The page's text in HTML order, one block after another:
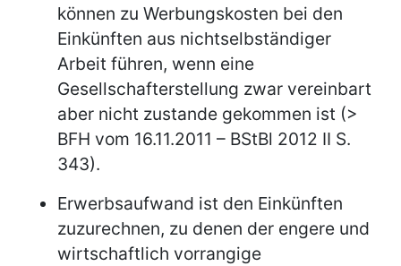
können zu Werbungskosten bei den
Einkünften aus nichtselbständiger
Arbeit führen, wenn eine
Gesellschafterstellung zwar vereinbart
aber nicht zustande gekommen ist (>
BFH vom 16.11.2011 – BStBl 2012 II S.
343).
Erwerbsaufwand ist den Einkünften
zuzurechnen, zu denen der engere und
wirtschaftlich vorrangige